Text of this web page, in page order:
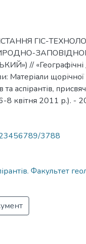
ГІС-
// «Географічні
Матеріали
аспірантів,
8 квітня 2011 р.). -
3788
Факультет